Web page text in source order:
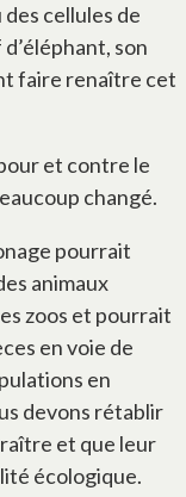
cellules de
son
faire renaître cet
et contre le
changé.
pourrait
animaux
zoos et pourrait
en voie de
en
devons rétablir
et que leur
écologique.